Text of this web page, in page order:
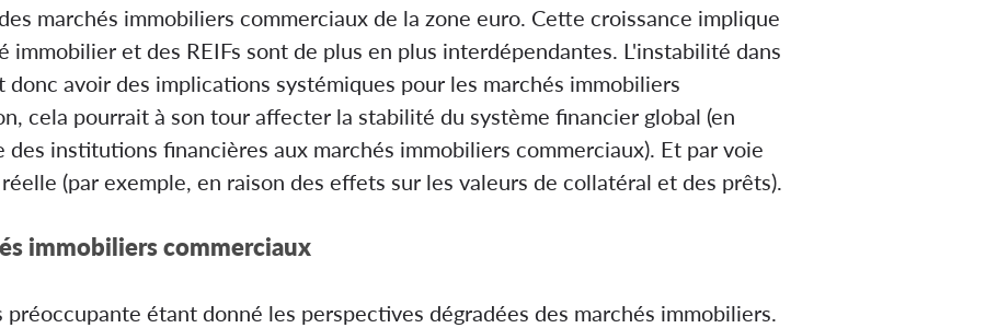
marchés immobiliers commerciaux de la zone euro. Cette croissance implique
immobilier et des REIFs sont de plus en plus interdépendantes. L'instabilité dans
donc avoir des implications systémiques pour les marchés immobiliers
cela pourrait à son tour affecter la stabilité du système financier global (en
institutions financières aux marchés immobiliers commerciaux). Et par voie
(par exemple, en raison des effets sur les valeurs de collatéral et des prêts).
immobiliers commerciaux
étant donné les perspectives dégradées des marchés immobiliers.